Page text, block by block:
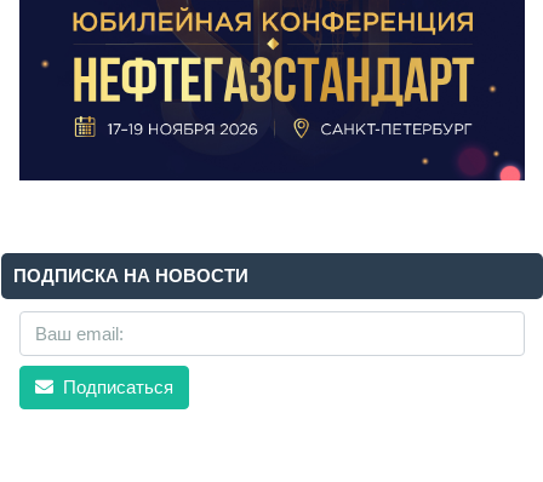
ПОДПИСКА НА НОВОСТИ
Подписаться